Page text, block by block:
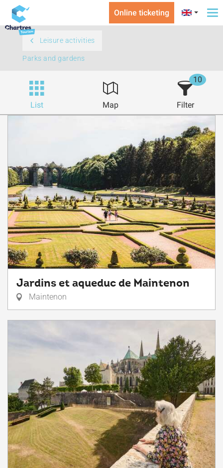
Online ticketing
Leisure activities
Parks and gardens
List Map Filter
10
Jardins et aqueduc de Maintenon
Maintenon